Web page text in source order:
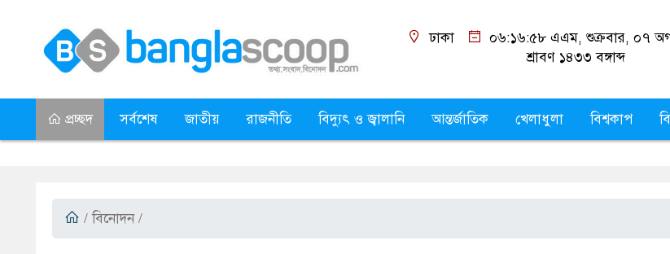
ঢাকা ০৬:১৬:৫৯ এএম, শুক্রবার, ০৭
শ্রাবণ ১৪৩৩ বঙ্গাব্দ
প্রচ্ছদ সর্বশেষ জাতীয় রাজনীতি বিদ্যুৎ ও জ্বালানি আন্তর্জাতিক খেলাধুলা বিশ্বকাপ
/ বিনোদন /